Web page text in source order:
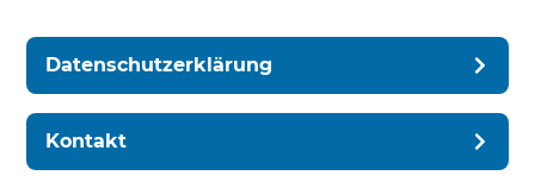
Datenschutzerklärung
Kontakt